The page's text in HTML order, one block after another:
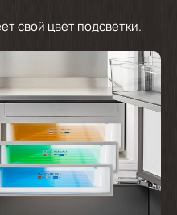
свой цвет подсветки.